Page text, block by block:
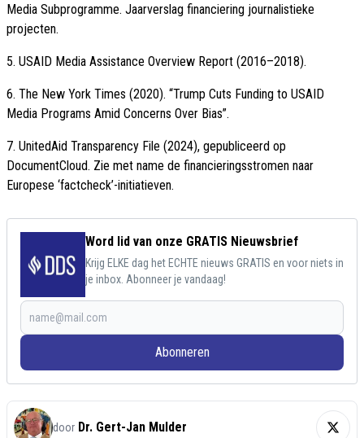
Media Subprogramme. Jaarverslag financiering journalistieke
projecten.
5. USAID Media Assistance Overview Report (2016–2018).
6. The New York Times (2020). “Trump Cuts Funding to USAID
Media Programs Amid Concerns Over Bias”.
7. UnitedAid Transparency File (2024), gepubliceerd op
DocumentCloud. Zie met name de financieringsstromen naar
Europese ‘factcheck’-initiatieven.
Word lid van onze GRATIS Nieuwsbrief
Krijg ELKE dag het ECHTE nieuws GRATIS en voor niets in
je inbox. Abonneer je vandaag!
Abonneren
door Dr. Gert-Jan Mulder